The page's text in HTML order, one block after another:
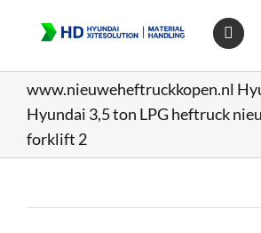
inhoud
www.nieuweheftruckkopen.nl
Hyundai 3,5 ton LPG heftruck
forklift 2